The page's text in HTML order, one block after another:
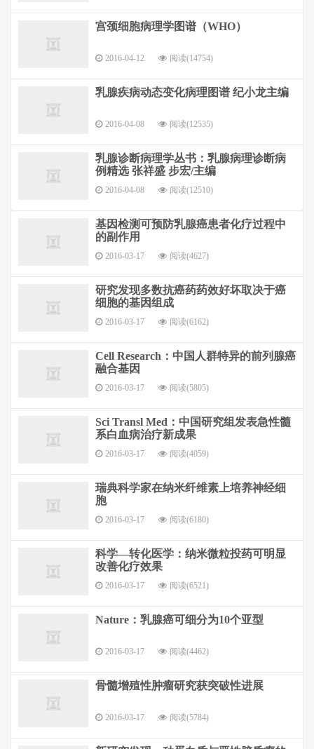
宫颈细胞病理学图谱（WHO）
2016-04-12 阅读(14754)
乳腺疾病动态变化病理图谱 纪小龙主编
2016-04-08 阅读(12535)
乳腺诊断病理学丛书：乳腺病理诊断病
例精选 张祥盛 步宏/主编
2016-04-08 阅读(12510)
基因检测可预防乳腺癌患者化疗过程中
的副作用
2016-03-17 阅读(4627)
研究发现多数抗癌药药效好坏取决于癌
细胞的基因组成
2016-03-17 阅读(6162)
Cell Research：中国人群特异的前列腺癌
融合基因
2016-03-17 阅读(5805)
Sci Transl Med：中国研究组发表急性髓
系白血病治疗新成果
2016-03-17 阅读(4059)
瑞典科学家在纳米纤维素上培养神经细
胞
2016-03-17 阅读(6180)
科学—转化医学：纳米微粒投药可明显
改善化疗效果
2016-03-17 阅读(6521)
Nature：乳腺癌可细分为10个亚型
2016-03-17 阅读(4462)
骨髓增殖性肿瘤研究获突破性进展
2016-03-17 阅读(5784)